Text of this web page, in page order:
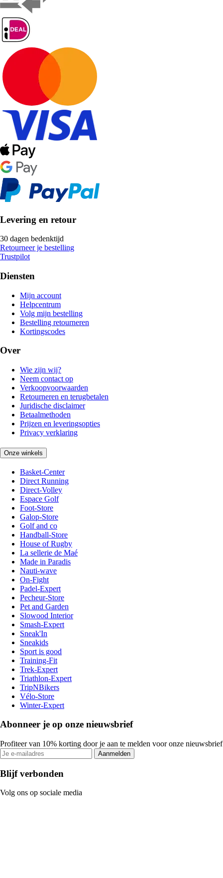
Levering en retour
30 dagen bedenktijd
Retourneer je bestelling
Trustpilot
Diensten
Mijn account
Helpcentrum
Volg mijn bestelling
Bestelling retourneren
Kortingscodes
Over
Wie zijn wij?
Neem contact op
Verkoopvoorwaarden
Retourneren en terugbetalen
Juridische disclaimer
Betaalmethoden
Prijzen en leveringsopties
Privacy verklaring
Onze winkels
Basket-Center
Direct Running
Direct-Volley
Espace Golf
Foot-Store
Galop-Store
Golf and co
Handball-Store
House of Rugby
La sellerie de Maé
Made in Paradis
Nauti-wave
On-Fight
Padel-Expert
Pecheur-Store
Pet and Garden
Slowood Interior
Smash-Expert
Sneak'In
Sneakids
Sport is good
Training-Fit
Trek-Expert
Triathlon-Expert
TripNBikers
Vélo-Store
Winter-Expert
Abonneer je op onze nieuwsbrief
Profiteer van 10% korting door je aan te melden voor onze nieuwsbrief
Aanmelden
Blijf verbonden
Volg ons op sociale media